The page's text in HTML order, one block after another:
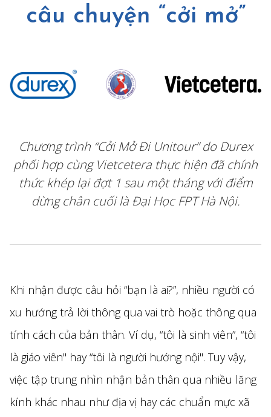
câu chuyện “cởi mở”
Chương trình “Cởi Mở Đi Unitour” do Durex
phối hợp cùng Vietcetera thực hiện đã chính
thức khép lại đợt 1 sau một tháng với điểm
dừng chân cuối là Đại Học FPT Hà Nội.
Khi nhận được câu hỏi “bạn là ai?”, nhiều người có
xu hướng trả lời thông qua vai trò hoặc thông qua
tính cách của bản thân. Ví dụ, “tôi là sinh viên”, “tôi
là giáo viên" hay “tôi là người hướng nội". Tuy vậy,
việc tập trung nhìn nhận bản thân qua nhiều lăng
kính khác nhau như địa vị hay các chuẩn mực xã